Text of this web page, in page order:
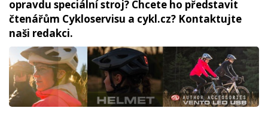
opravdu speciální stroj? Chcete ho představit
čtenářům Cykloservisu a cykl.cz? Kontaktujte
naši redakci.